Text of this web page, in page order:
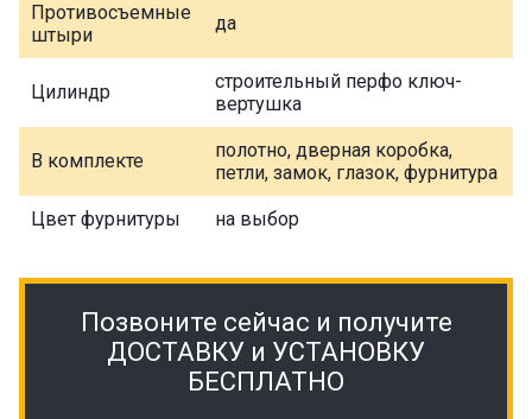
Противосъемные
штыри
да
Цилиндр
строительный перфо ключ-
вертушка
В комплекте
полотно, дверная коробка,
петли, замок, глазок, фурнитура
Цвет фурнитуры на выбор
Позвоните сейчас и получите
ДОСТАВКУ и УСТАНОВКУ
БЕСПЛАТНО